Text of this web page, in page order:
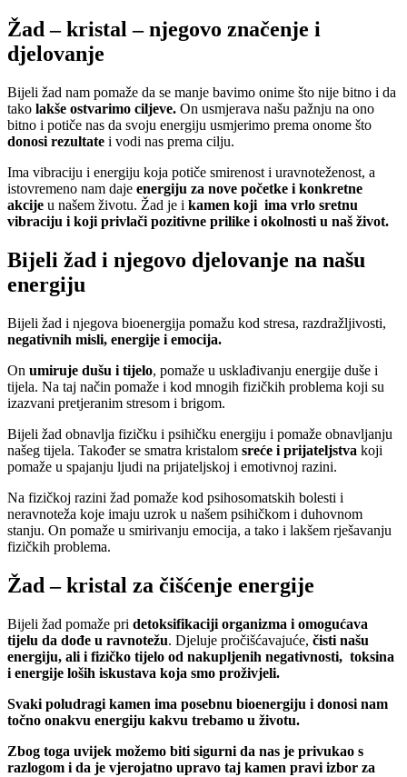
Žad – kristal – njegovo značenje i
djelovanje
Bijeli žad nam pomaže da se manje bavimo onime što nije bitno i da
tako lakše ostvarimo ciljeve. On usmjerava našu pažnju na ono
bitno i potiče nas da svoju energiju usmjerimo prema onome što
donosi rezultate i vodi nas prema cilju.
Ima vibraciju i energiju koja potiče smirenost i uravnoteženost, a
istovremeno nam daje energiju za nove početke i konkretne
akcije u našem životu. Žad je i kamen koji ima vrlo sretnu
vibraciju i koji privlači pozitivne prilike i okolnosti u naš život.
Bijeli žad i njegovo djelovanje na našu
energiju
Bijeli žad i njegova bioenergija pomažu kod stresa, razdražljivosti,
negativnih misli, energije i emocija.
On umiruje dušu i tijelo, pomaže u usklađivanju energije duše i
tijela. Na taj način pomaže i kod mnogih fizičkih problema koji su
izazvani pretjeranim stresom i brigom.
Bijeli žad obnavlja fizičku i psihičku energiju i pomaže obnavljanju
našeg tijela. Također se smatra kristalom sreće i prijateljstva koji
pomaže u spajanju ljudi na prijateljskoj i emotivnoj razini.
Na fizičkoj razini žad pomaže kod psihosomatskih bolesti i
neravnoteža koje imaju uzrok u našem psihičkom i duhovnom
stanju. On pomaže u smirivanju emocija, a tako i lakšem rješavanju
fizičkih problema.
Žad – kristal za čišćenje energije
Bijeli žad pomaže pri detoksifikaciji organizma i omogućava
tijelu da dođe u ravnotežu. Djeluje pročišćavajuće, čisti našu
energiju, ali i fizičko tijelo od nakupljenih negativnosti, toksina
i energije loših iskustava koja smo proživjeli.
Svaki poludragi kamen ima posebnu bioenergiju i donosi nam
točno onakvu energiju kakvu trebamo u životu.
Zbog toga uvijek možemo biti sigurni da nas je privukao s
razlogom i da je vjerojatno upravo taj kamen pravi izbor za